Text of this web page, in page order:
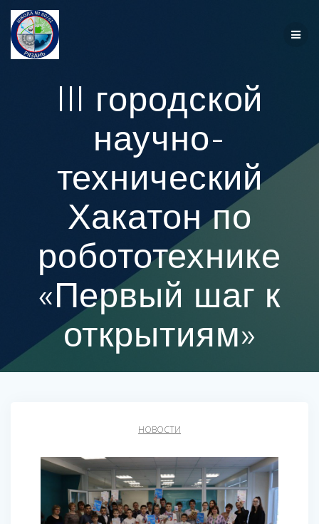
III городской
научно-
технический
Хакатон по
робототехнике
«Первый шаг к
открытиям»
НОВОСТИ